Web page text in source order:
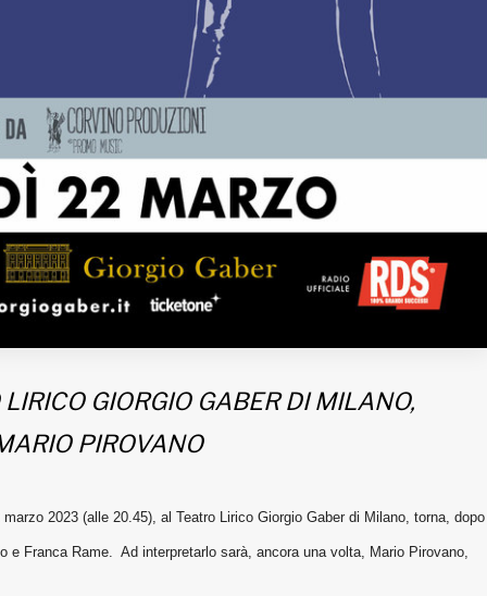
GIORGIO GABER DI MILANO,
PIROVANO
2023 (alle 20.45), al Teatro Lirico Giorgio Gaber di Milano, torna, dopo
e Franca Rame. Ad interpretarlo sarà, ancora una volta, Mario Pirovano,